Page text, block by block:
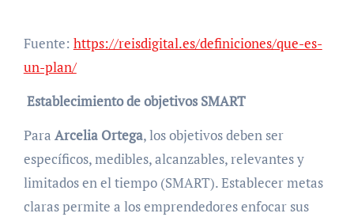
Fuente: https://reisdigital.es/definiciones/que-es-
un-plan/
Establecimiento de objetivos SMART
Para Arcelia Ortega, los objetivos deben ser
específicos, medibles, alcanzables, relevantes y
limitados en el tiempo (SMART). Establecer metas
claras permite a los emprendedores enfocar sus